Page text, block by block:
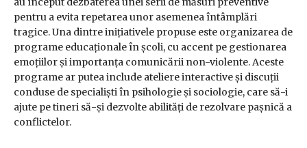
pentru a evita repetarea unor asemenea întâmplări
tragice. Una dintre inițiativele propuse este organizarea de
programe educaționale în școli, cu accent pe gestionarea
emoțiilor și importanța comunicării non-violente. Aceste
programe ar putea include ateliere interactive și discuții
conduse de specialiști în psihologie și sociologie, care să-i
ajute pe tineri să-și dezvolte abilități de rezolvare pașnică a
conflictelor.